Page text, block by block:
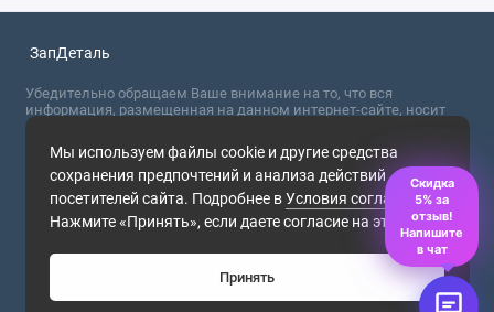
Мы используем файлы cookie и другие средства
сохранения предпочтений и анализа действий
посетителей сайта. Подробнее вУсловия соглашения.
Нажмите «Принять», если даете согласие на это.
Принять
ЗапДеталь
Убедительно обращаем Ваше внимание на то, что вся
информация, размещенная на данном интернет-сайте, носит
сугубо информационный характер и не являются публичной
офертой, определяемой положениями Статьи 437 (2) ГК РФ. Для
получения точной информации о стоимости товаров,
пожалуйста, обращайтесь в ближайший офис продаж.
2026
Скидка
5% за
отзыв!
Напишите
в чат